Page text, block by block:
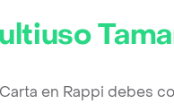
en Rappi debes